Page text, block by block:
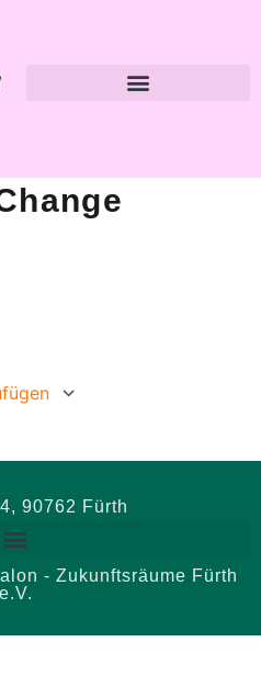
90762 Fürth
- Zukunftsräume Fürth
e.V.